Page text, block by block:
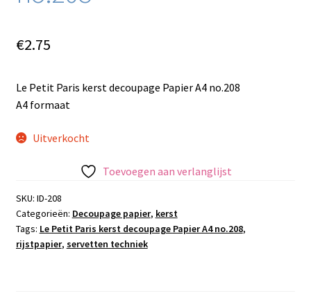
€2.75
Le Petit Paris kerst decoupage Papier A4 no.208
A4 formaat
Uitverkocht
Toevoegen aan verlanglijst
SKU: ID-208
Categorieën: Decoupage papier, kerst
Tags: Le Petit Paris kerst decoupage Papier A4 no.208,
rijstpapier, servetten techniek